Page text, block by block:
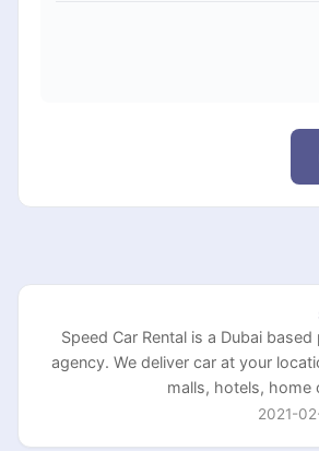
Speed Car Rental is a Dubai
agency. We deliver car at your
malls, hotels, home
2021-